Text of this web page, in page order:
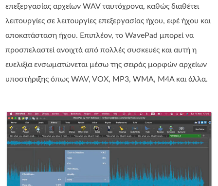
επεξεργασίας αρχείων WAV ταυτόχρονα, καθώς διαθέτει
λειτουργίες σε λειτουργίες επεξεργασίας ήχου, εφέ ήχου και
αποκατάσταση ήχου. Επιπλέον, το WavePad μπορεί να
προσπελαστεί ανοιχτά από πολλές συσκευές και αυτή η
ευελιξία ενσωματώνεται μέσω της σειράς μορφών αρχείων
υποστήριξης όπως WAV, VOX, MP3, WMA, M4A και άλλα.